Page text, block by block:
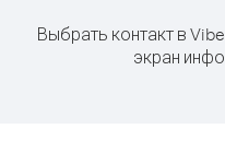
Выбрать контакт в
экран